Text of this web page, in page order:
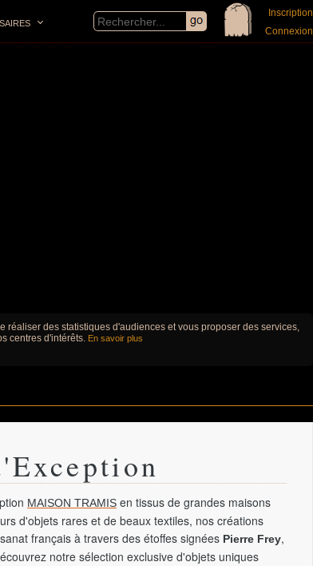
Inscription
Connexion
des statistiques d'audiences et vous proposer des services,
centres d'intérêts. En savoir plus
MAISON TRAMIS en tissus de grandes maisons
d'objets rares et de beaux textiles, nos créations
français à travers des étoffes signées Pierre Frey,
notre sélection exclusive d'objets uniques